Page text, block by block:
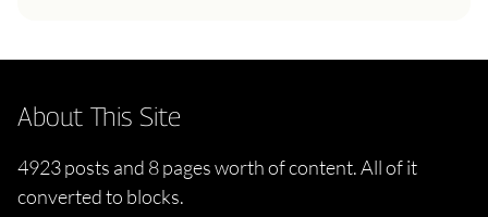
About This Site
4923 posts and 8 pages worth of content. All of it
converted to blocks.